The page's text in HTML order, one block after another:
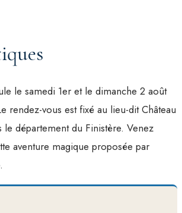
le samedi 1er et le dimanche 2 août
rendez-vous est fixé au lieu-dit Château
le département du Finistère. Venez
aventure magique proposée par